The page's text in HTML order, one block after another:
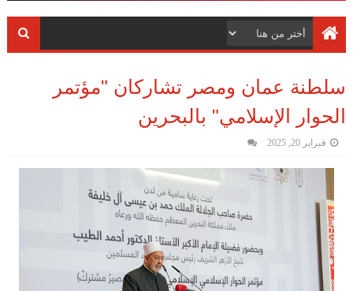
سلطنة عمان ومصر تشاركان "مؤتمر
الحوار الإسلامي" بالبحرين
فبراير 20, 2025